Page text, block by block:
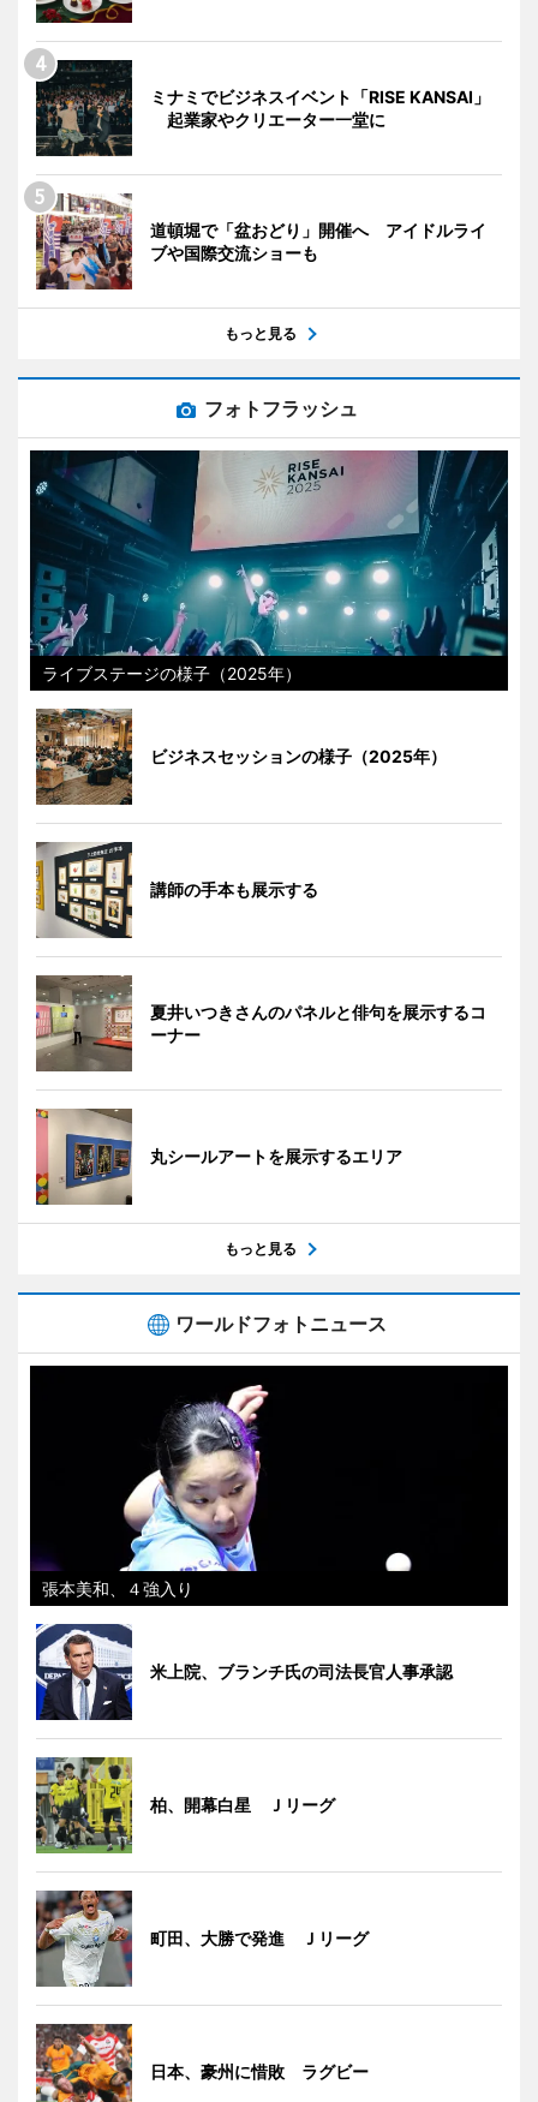
ミナミでビジネスイベント「RISE KANSAI」
起業家やクリエーター一堂に
道頓堀で「盆おどり」開催へ アイドルライ
ブや国際交流ショーも
もっと見る
フォトフラッシュ
ライブステージの様子（2025年）
ビジネスセッションの様子（2025年）
講師の手本も展示する
夏井いつきさんのパネルと俳句を展示するコ
ーナー
丸シールアートを展示するエリア
もっと見る
ワールドフォトニュース
張本美和、４強入り
米上院、ブランチ氏の司法長官人事承認
柏、開幕白星 Ｊリーグ
町田、大勝で発進 Ｊリーグ
日本、豪州に惜敗 ラグビー